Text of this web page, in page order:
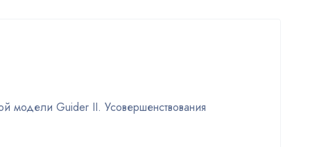
модели Guider II. Усовершенствования